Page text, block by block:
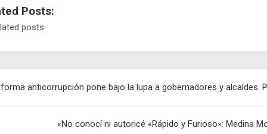
Posts:
posts.
anticorrupción pone bajo la lupa a gobernadores y alcaldes:
«No conocí ni autoricé «Rápido y Furioso»: Medina